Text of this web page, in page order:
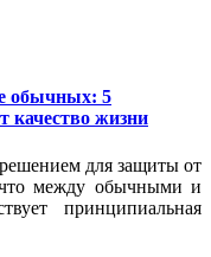
обычных: 5
качество жизни
для защиты от
между обычными и
принципиальная